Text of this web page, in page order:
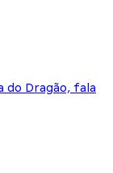
do Dragão, fala